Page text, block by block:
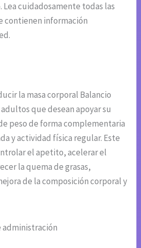
Lea cuidadosamente todas las
contienen información
la masa corporal Balancio
que desean apoyar su
peso de forma complementaria
y actividad física regular. Este
el apetito, acelerar el
la quema de grasas,
de la composición corporal y
administración